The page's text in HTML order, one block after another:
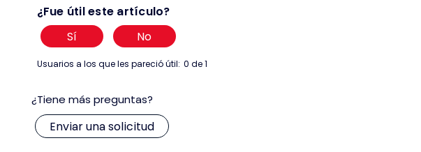
¿Fue útil este artículo?
Sí No
Usuarios a los que les pareció útil: 0 de 1
¿Tiene más preguntas?